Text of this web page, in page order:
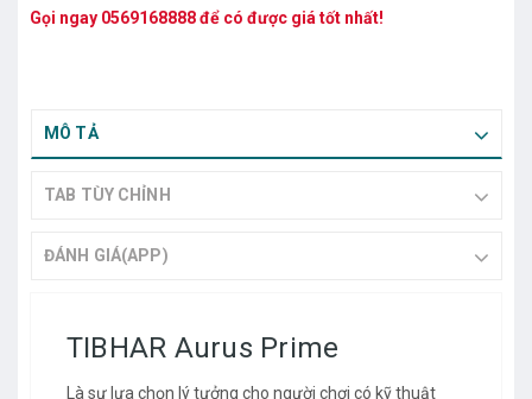
Gọi ngay 0569168888để có được giá tốt nhất!
MÔ TẢ
TAB TÙY CHỈNH
ĐÁNH GIÁ(APP)
TIBHAR Aurus Prime
Là sự lựa chọn lý tưởng cho người chơi có kỹ thuật